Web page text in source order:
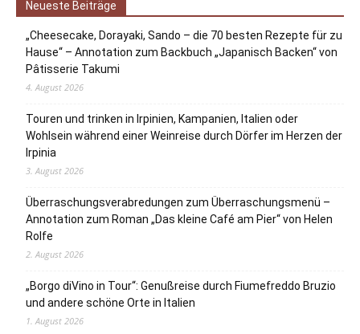
Neueste Beiträge
„Cheesecake, Dorayaki, Sando – die 70 besten Rezepte für zu
Hause“ – Annotation zum Backbuch „Japanisch Backen“ von
Pâtisserie Takumi
4. August 2026
Touren und trinken in Irpinien, Kampanien, Italien oder
Wohlsein während einer Weinreise durch Dörfer im Herzen der
Irpinia
3. August 2026
Überraschungsverabredungen zum Überraschungsmenü –
Annotation zum Roman „Das kleine Café am Pier“ von Helen
Rolfe
2. August 2026
„Borgo diVino in Tour“: Genußreise durch Fiumefreddo Bruzio
und andere schöne Orte in Italien
1. August 2026